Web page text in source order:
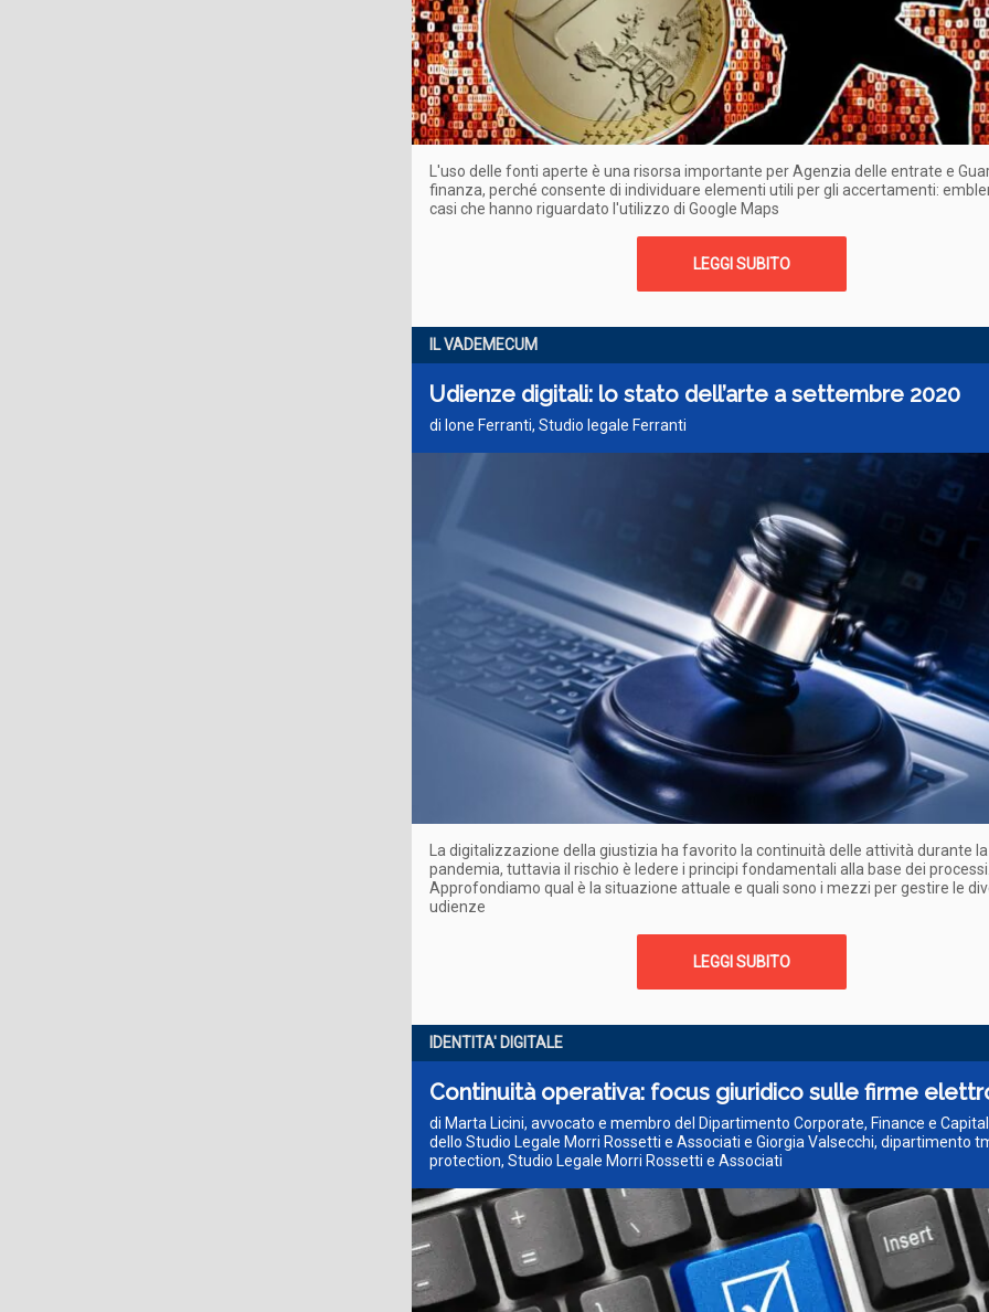
L'uso delle fonti aperte è una risorsa importante per Agenzia delle entrate e
finanza, perché consente di individuare elementi utili per gli accertamenti:
casi che hanno riguardato l'utilizzo di Google Maps
LEGGI SUBITO
IL VADEMECUM
Udienze digitali: lo stato dell’arte a settembre 2020
di Ione Ferranti, Studio legale Ferranti
La digitalizzazione della giustizia ha favorito la continuità delle attività durante la
pandemia, tuttavia il rischio è ledere i principi fondamentali alla base dei processi.
Approfondiamo qual è la situazione attuale e quali sono i mezzi per gestire le
udienze
LEGGI SUBITO
IDENTITA' DIGITALE
Continuità operativa: focus giuridico sulle firme
di Marta Licini, avvocato e membro del Dipartimento Corporate, Finance e
dello Studio Legale Morri Rossetti e Associati e Giorgia Valsecchi, dipartimento
protection, Studio Legale Morri Rossetti e Associati